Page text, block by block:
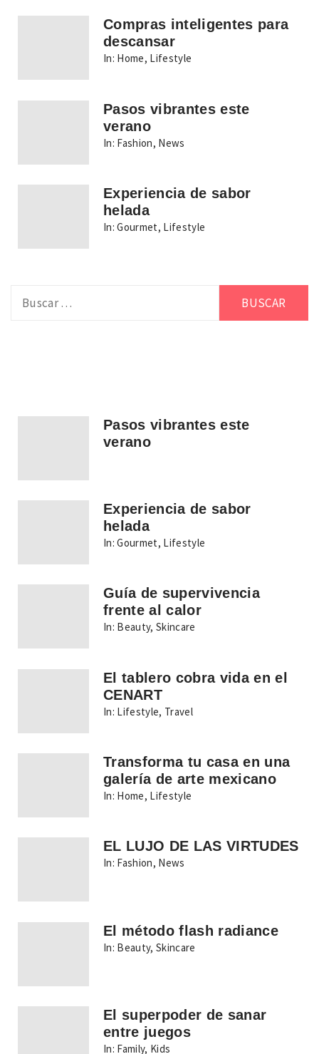
Compras inteligentes para
descansar
In: Home, Lifestyle
Pasos vibrantes este
verano
In: Fashion, News
Experiencia de sabor
helada
In: Gourmet, Lifestyle
Pasos vibrantes este
verano
Experiencia de sabor
helada
In: Gourmet, Lifestyle
Guía de supervivencia
frente al calor
In: Beauty,Skincare
El tablero cobra vida en el
CENART
In: Lifestyle, Travel
Transforma tu casa en una
galería de arte mexicano
In: Home, Lifestyle
EL LUJO DE LAS VIRTUDES
In: Fashion, News
El método flash radiance
In: Beauty,Skincare
El superpoder de sanar
entre juegos
In: Family, Kids